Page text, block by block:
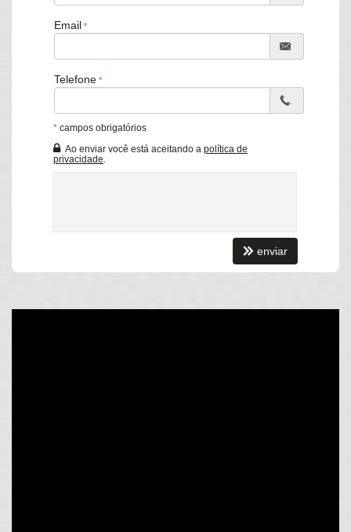
Piso Laminado
Email
Telefone
* campos obrigatórios
Ao enviar você está aceitando a política de
privacidade
enviar